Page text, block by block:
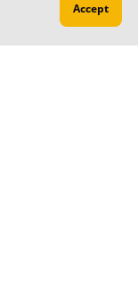
Accept